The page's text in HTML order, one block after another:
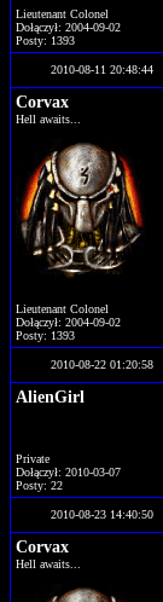
Lieutenant Colonel
Dołączył: 2004-09-02
Posty: 1393
2010-08-11 20:48:44
Corvax
Hell awaits...
Lieutenant Colonel
Dołączył: 2004-09-02
Posty: 1393
2010-08-22 01:20:58
AlienGirl
Private
Dołączył: 2010-03-07
Posty: 22
2010-08-23 14:40:50
Corvax
Hell awaits...